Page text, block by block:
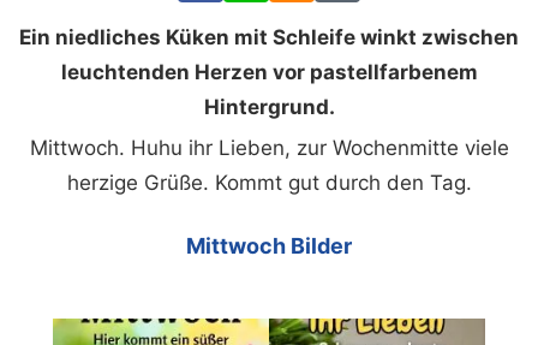
Ein niedliches Küken mit Schleife winkt zwischen
leuchtenden Herzen vor pastellfarbenem
Hintergrund.
Mittwoch. Huhu ihr Lieben, zur Wochenmitte viele
herzige Grüße. Kommt gut durch den Tag.
Mittwoch Bilder